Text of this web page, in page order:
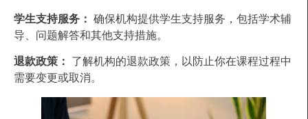
学生支持服务： 确保机构提供学生支持服务，包括学术辅
导、问题解答和其他支持措施。
退款政策： 了解机构的退款政策，以防止你在课程过程中
需要变更或取消。